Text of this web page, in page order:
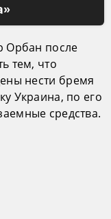
Орбан после
тем, что
нести бремя
Украина, по его
средства.